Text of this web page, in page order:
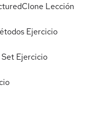
Lección
Ejercicio
Set Ejercicio